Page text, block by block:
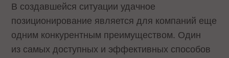
В создавшейся ситуации удачное
позиционирование является для компаний еще
одним конкурентным преимуществом. Один
из самых доступных и эффективных способов